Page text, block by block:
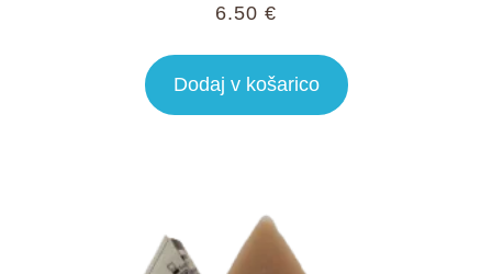
6.50 €
Dodaj v košarico